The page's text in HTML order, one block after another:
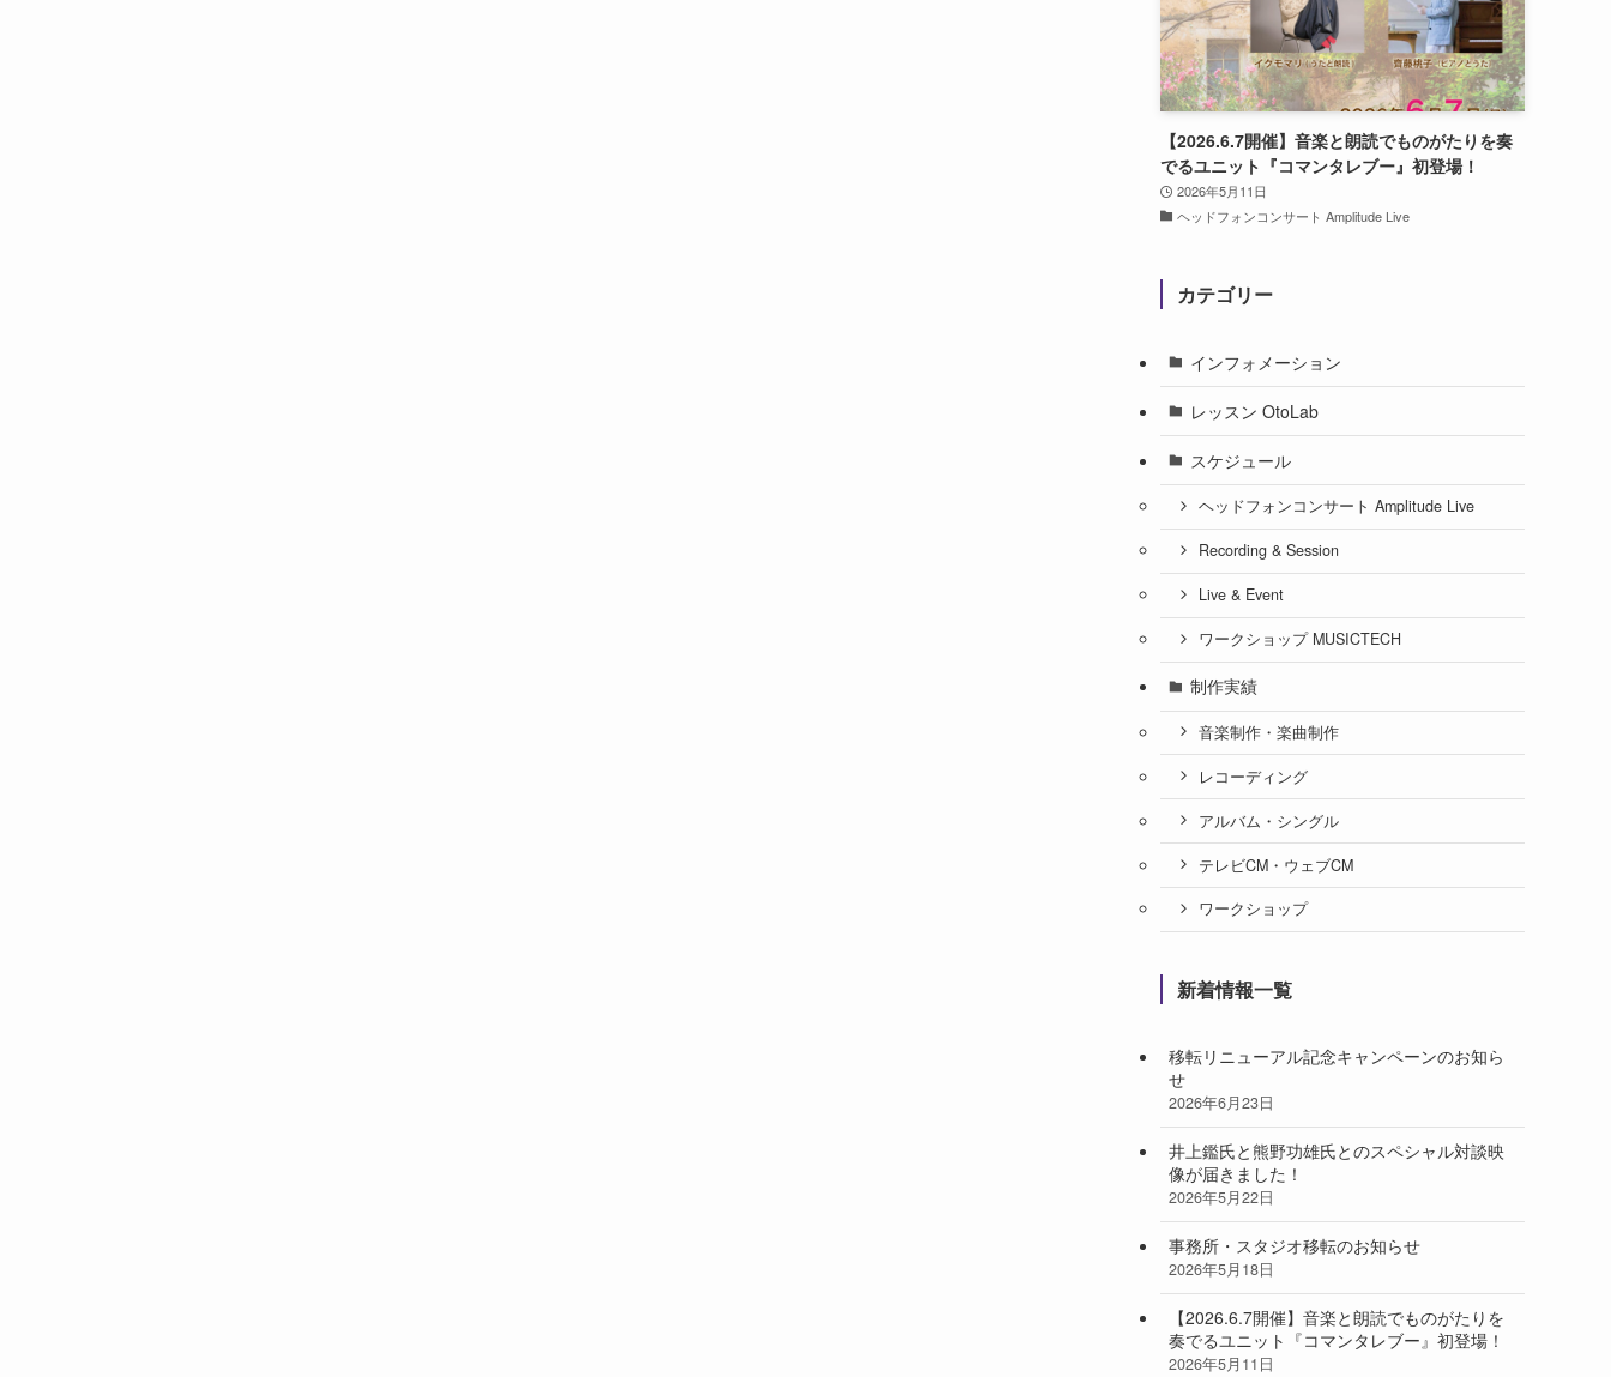
【2026.6.7開催】音楽と朗読でものがたりを奏
でるユニット『コマンタレブー』初登場！
2026年5月11日
ヘッドフォンコンサート Amplitude Live
カテゴリー
インフォメーション
レッスン OtoLab
スケジュール
ヘッドフォンコンサート Amplitude Live
Recording & Session
Live & Event
ワークショップ MUSICTECH
制作実績
音楽制作・楽曲制作
レコーディング
アルバム・シングル
テレビCM・ウェブCM
ワークショップ
新着情報一覧
移転リニューアル記念キャンペーンのお知ら
せ
2026年6月23日
井上鑑氏と熊野功雄氏とのスペシャル対談映
像が届きました！
2026年5月22日
事務所・スタジオ移転のお知らせ
2026年5月18日
【2026.6.7開催】音楽と朗読でものがたりを
奏でるユニット『コマンタレブー』初登場！
2026年5月11日